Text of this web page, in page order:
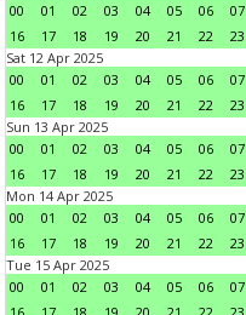
00
01 02 03 04 05 06 07
16
17 18 19 20 21 22
23
Sat 12 Apr 2025
00
01 02 03 04 05 06 07
16
17 18 19 20 21 22
23
Sun 13 Apr 2025
00
01 02 03 04 05 06 07
16
17 18 19 20 21 22
23
Mon 14 Apr 2025
00
01 02 03 04 05 06 07
16
17 18 19 20 21 22
23
Tue 15 Apr 2025
00
01 02 03 04 05 06 07